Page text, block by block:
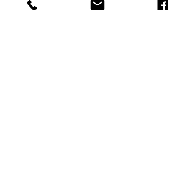
töötuba või oma organisatsioonile